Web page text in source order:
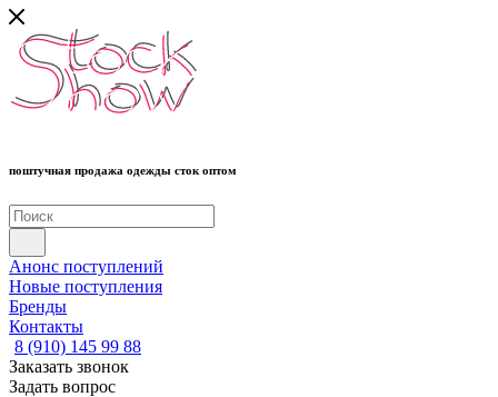
поштучная продажа одежды сток оптом
Анонс поступлений
Новые поступления
Бренды
Контакты
8 (910) 145 99 88
Заказать звонок
Задать вопрос